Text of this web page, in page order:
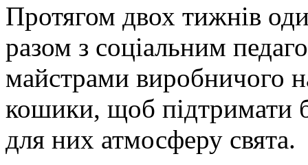
Протягом двох тижнів
разом з соціальним
майстрами виробничого
кошики, щоб підтримати
для них атмосферу свята.